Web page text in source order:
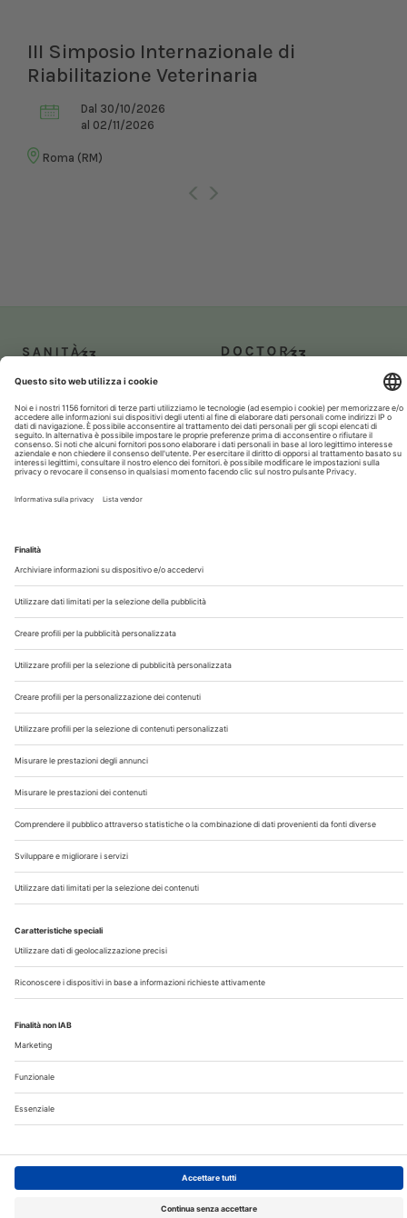
III Simposio Internazionale di
Riabilitazione Veterinaria
Dal 30/10/2026
al 02/11/2026
Roma (RM)
Chi Siamo
Contatti
Note Legali
Privacy
©2026 Edra S.p.a | www.edraspa.it | P.iva 08056040960
| Tel. 02/881841 | Sede legale: Viale Enrico Forlanini 21 -
Registrazione Tribunale di Milano n° 5578/2022 del
5/05/2022